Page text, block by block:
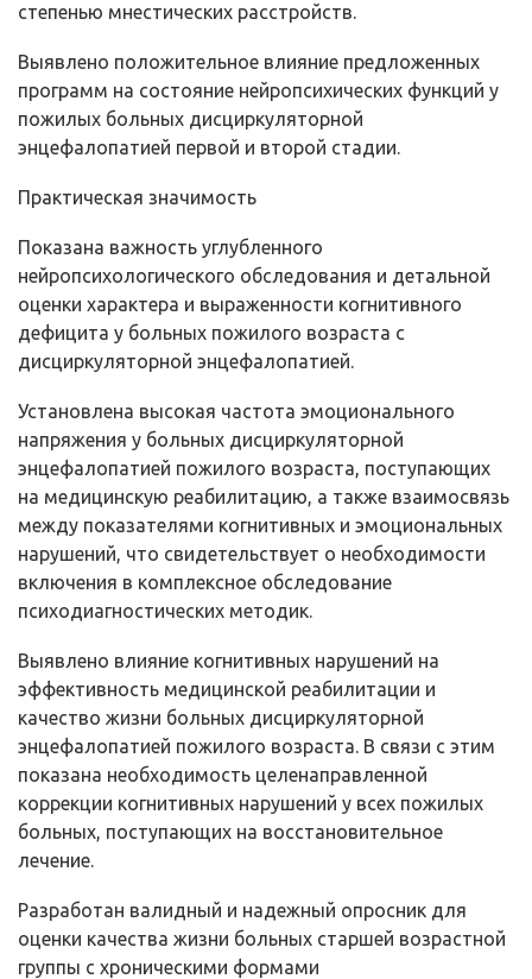
степенью мнестических расстройств.
Выявлено положительное влияние предложенных
программ на состояние нейропсихических функций у
пожилых больных дисциркуляторной
энцефалопатией первой и второй стадии.
Практическая значимость
Показана важность углубленного
нейропсихологического обследования и детальной
оценки характера и выраженности когнитивного
дефицита у больных пожилого возраста с
дисциркуляторной энцефалопатией.
Установлена высокая частота эмоционального
напряжения у больных дисциркуляторной
энцефалопатией пожилого возраста, поступающих
на медицинскую реабилитацию, а также взаимосвязь
между показателями когнитивных и эмоциональных
нарушений, что свидетельствует о необходимости
включения в комплексное обследование
психодиагностических методик.
Выявлено влияние когнитивных нарушений на
эффективность медицинской реабилитации и
качество жизни больных дисциркуляторной
энцефалопатией пожилого возраста. В связи с этим
показана необходимость целенаправленной
коррекции когнитивных нарушений у всех пожилых
больных, поступающих на восстановительное
лечение.
Разработан валидный и надежный опросник для
оценки качества жизни больных старшей возрастной
группы с хроническими формами